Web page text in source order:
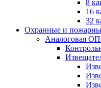
8
16
32
Охранные и
Аналоговая